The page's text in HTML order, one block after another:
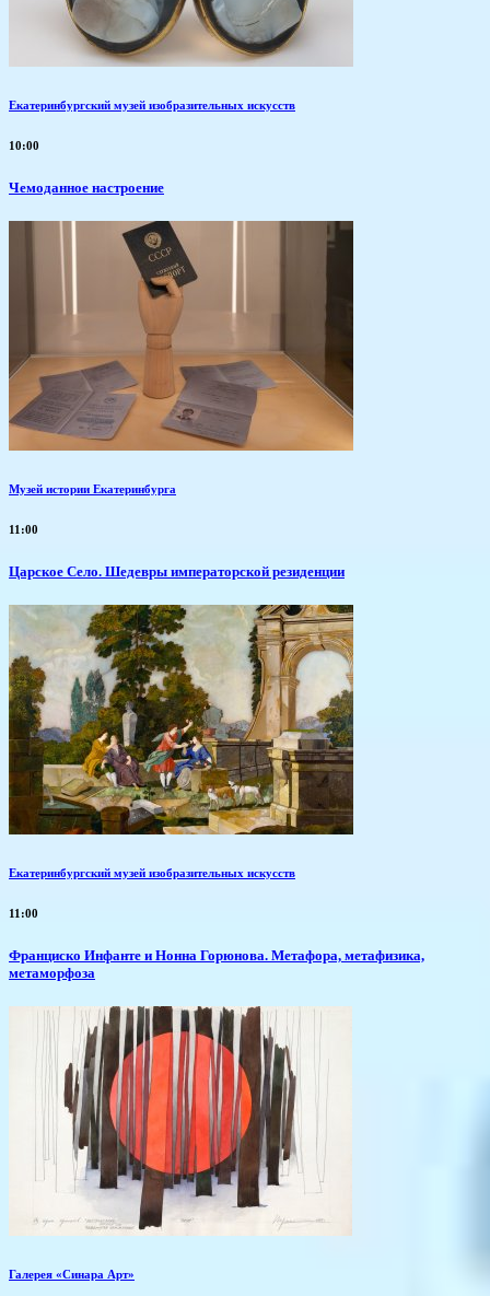
Екатеринбургский музей изобразительных искусств
10:00
Чемоданное настроение
Музей истории Екатеринбурга
11:00
Царское Село. Шедевры императорской резиденции
Екатеринбургский музей изобразительных искусств
11:00
Франциско Инфанте и Нонна Горюнова. Метафора, метафизика,
метаморфоза
Галерея «Синара Арт»